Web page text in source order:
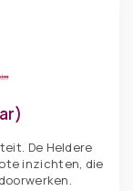
De Heldere
inzichten, die